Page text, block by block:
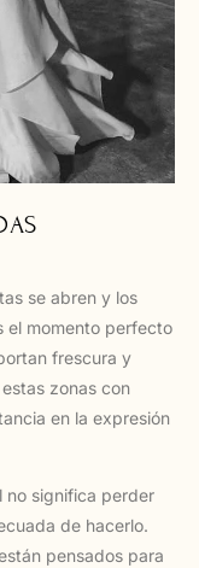
se abren y los
el momento perfecto
frescura y
zonas con
en la expresión
no significa perder
de hacerlo.
pensados para